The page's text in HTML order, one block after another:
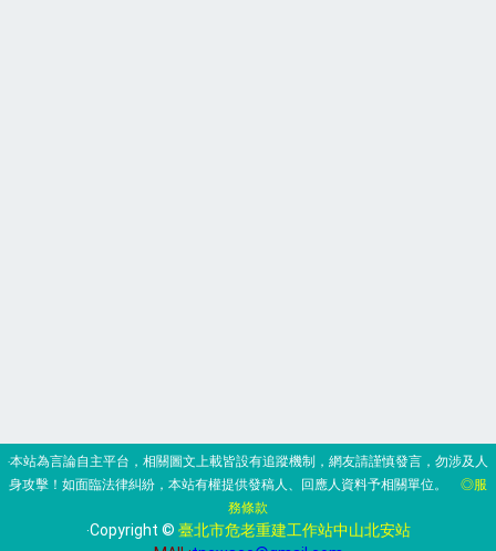
‧本站為言論自主平台，相關圖文上載皆設有追蹤機制，網友請謹慎發言，勿涉及人
身攻擊！如面臨法律糾紛，本站有權提供發稿人、回應人資料予相關單位。 ◎服
務條款
‧Copyright © 臺北市危老重建工作站中山北安站